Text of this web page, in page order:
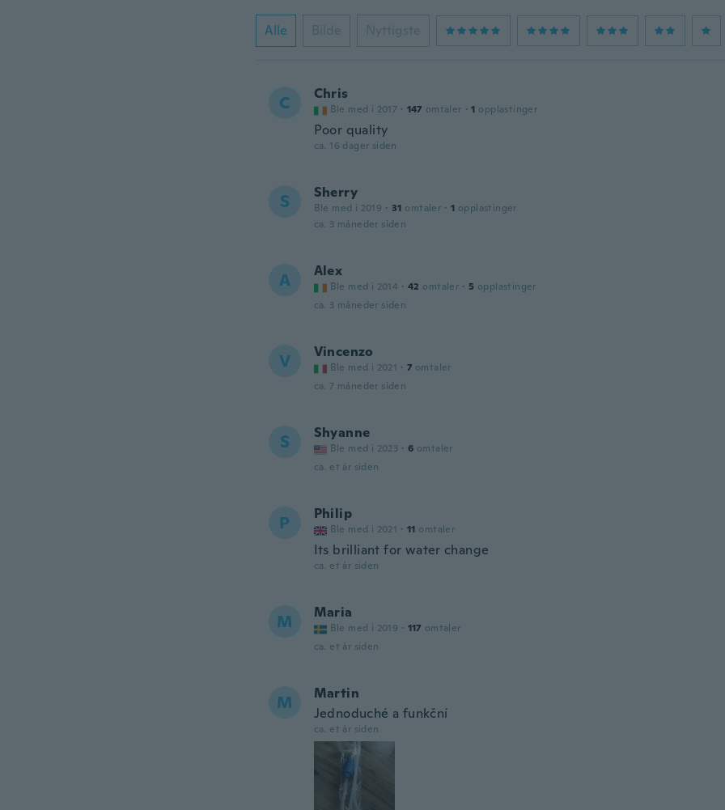
Alle Bilde Nyttigste
C Chris
Ble med i 2017 · 147 omtaler · 1 opplastinger
Poor quality
ca. 16 dager siden
S Sherry
Ble med i 2019 · 31 omtaler · 1 opplastinger
ca. 3 måneder siden
A Alex
Ble med i 2014 · 42 omtaler · 5 opplastinger
ca. 3 måneder siden
V Vincenzo
Ble med i 2021 · 7 omtaler
ca. 7 måneder siden
S Shyanne
Ble med i 2023 · 6 omtaler
ca. et år siden
P Philip
Ble med i 2021 · 11 omtaler
Its brilliant for water change
ca. et år siden
M Maria
Ble med i 2019 · 117 omtaler
ca. et år siden
M
Martin
Jednoduché a funkční
ca. et år siden